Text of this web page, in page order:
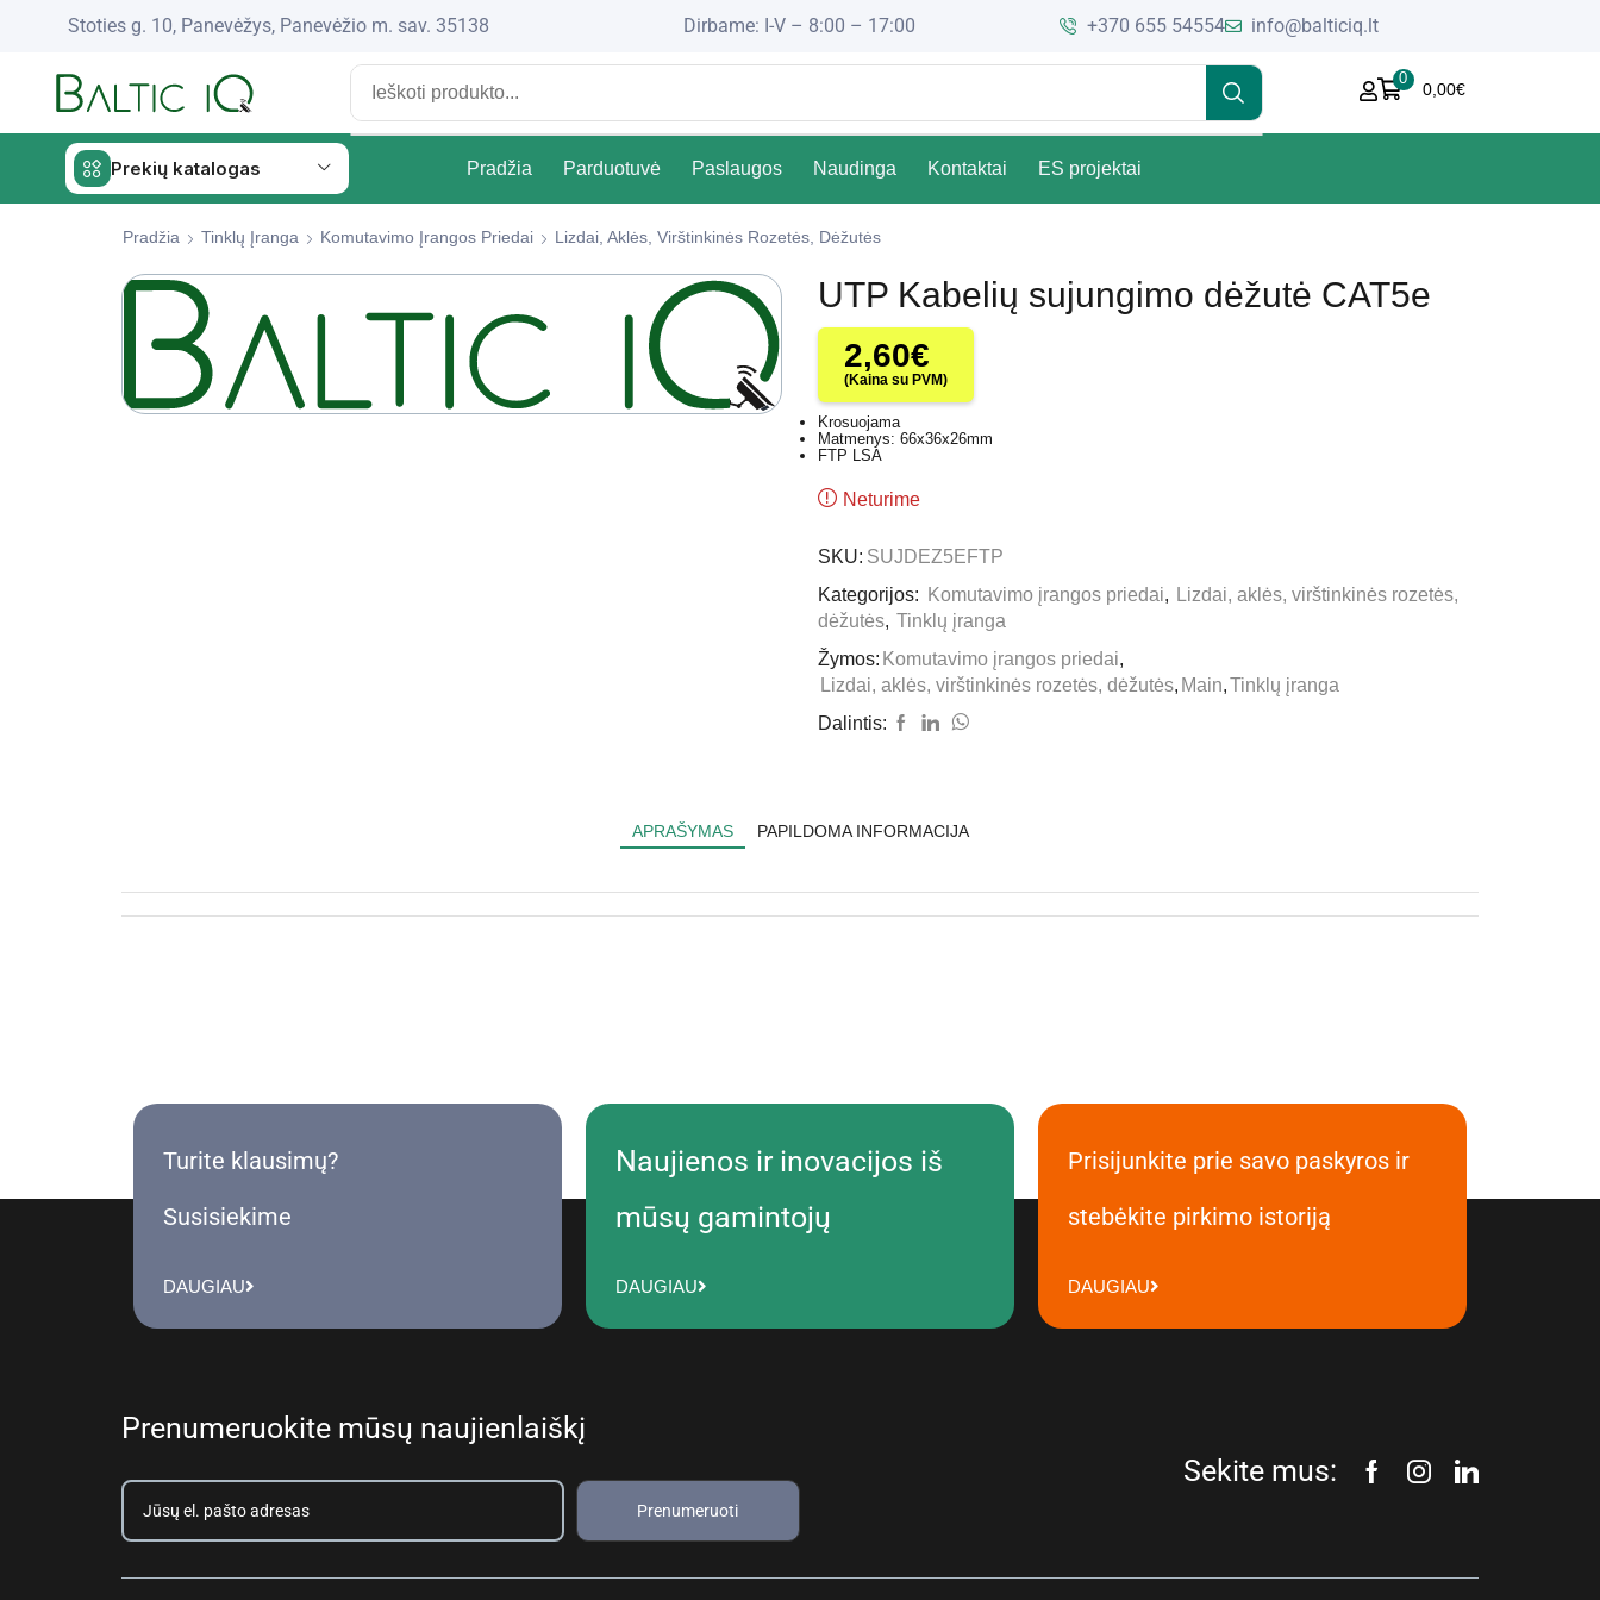
Stoties g. 10, Panevėžys, Panevėžio m. sav. 35138 Dirbame: I-V – 8:00 – 17:00 +370 655 54554 info@balticiq.lt
0
0,00€
Prekių katalogas Pradžia Parduotuvė Paslaugos Naudinga Kontaktai ES projektai
Pradžia Tinklų Įranga Komutavimo Įrangos Priedai Lizdai, Aklės, Virštinkinės Rozetės, Dėžutės
UTP Kabelių sujungimo dėžutė CAT5e
2,60€
(Kaina su PVM)
Krosuojama
Matmenys: 66x36x26mm
FTP LSA
Neturime
SKU: SUJDEZ5EFTP
Kategorijos:
Komutavimo įrangos priedai, Lizdai, aklės, virštinkinės rozetės,
dėžutės, Tinklų įranga
Žymos: Komutavimo įrangos priedai,
Lizdai, aklės, virštinkinės rozetės, dėžutės, Main,Tinklų įranga
Dalintis:
APRAŠYMAS PAPILDOMA INFORMACIJA
Turite klausimų?
Susisiekime
DAUGIAU
Naujienos ir inovacijos iš
mūsų gamintojų
DAUGIAU
Prisijunkite prie savo paskyros ir
stebėkite pirkimo istoriją
DAUGIAU
Prenumeruokite mūsų naujienlaiškį
Prenumeruoti
Sekite mus: